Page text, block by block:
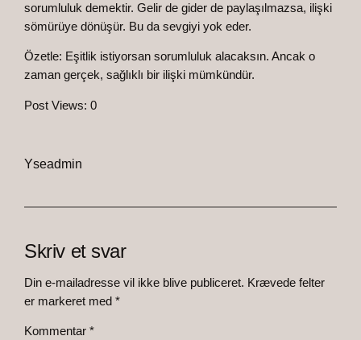
sorumluluk demektir. Gelir de gider de paylaşılmazsa, ilişki
sömürüye dönüşür. Bu da sevgiyi yok eder.
Özetle: Eşitlik istiyorsan sorumluluk alacaksın. Ancak o
zaman gerçek, sağlıklı bir ilişki mümkündür.
Post Views: 0
Yseadmin
Skriv et svar
Din e-mailadresse vil ikke blive publiceret. Krævede felter
er markeret med*
Kommentar*